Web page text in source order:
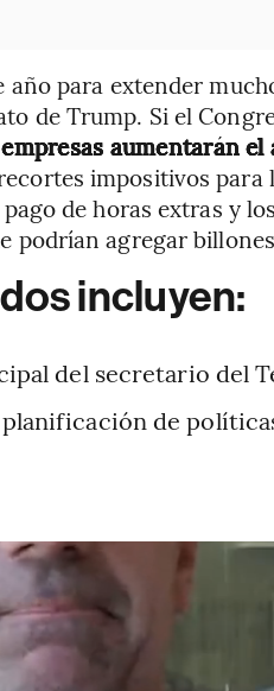
para extender
de Trump. Si el
aumentarán
impositivos para
de horas extras y
podrían agregar
incluyen:
del secretario del
de